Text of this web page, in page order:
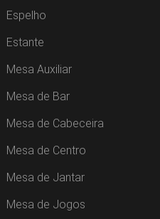
Espelho
Estante
Mesa Auxiliar
Mesa de Bar
Mesa de Cabeceira
Mesa de Centro
Mesa de Jantar
Mesa de Jogos